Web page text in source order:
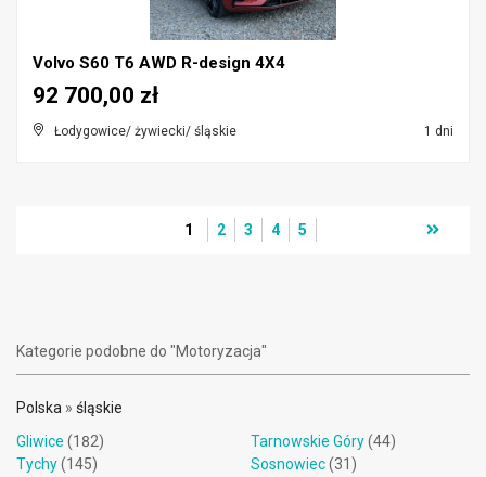
Volvo S60 T6 AWD R-design 4X4
Łodygowice/ żywiecki/ śląskie 1 dni
92 700,00 zł
1 2 3 4 5
Kategorie podobne do "Motoryzacja"
Polska » śląskie
Gliwice (182)
Tychy(145)
Tarnowskie Góry(44)
Sosnowiec(31)